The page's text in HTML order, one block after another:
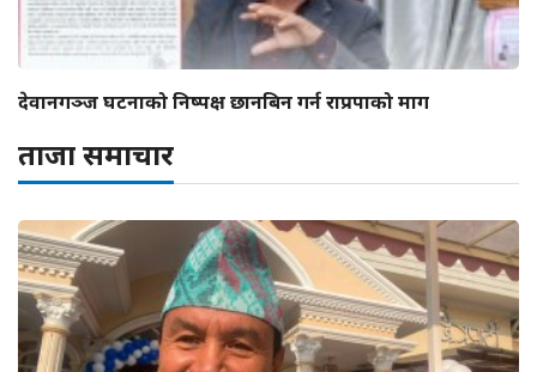
देवानगञ्ज घटनाको निष्पक्ष छानबिन गर्न राप्रपाको माग
ताजा समाचार